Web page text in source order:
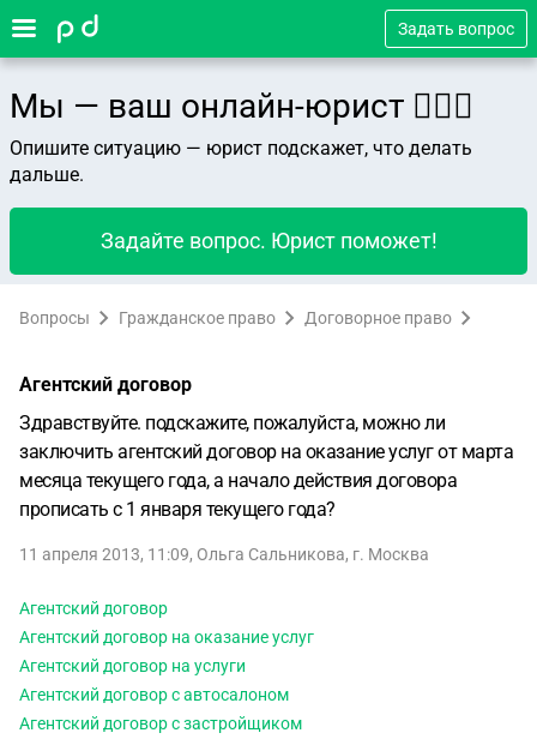
Задать вопрос
Мы — ваш онлайн-юрист 👨🏻‍⚖️
Опишите ситуацию — юрист подскажет, что делать
дальше.
Задайте вопрос. Юрист поможет!
Вопросы Гражданское право Договорное право
Агентский договор
Здравствуйте. подскажите, пожалуйста, можно ли
заключить агентский договор на оказание услуг от марта
месяца текущего года, а начало действия договора
прописать с 1 января текущего года?
11 апреля 2013, 11:09, Ольга Сальникова, г. Москва
Агентский договор
Агентский договор на оказание услуг
Агентский договор на услуги
Агентский договор с автосалоном
Агентский договор с застройщиком